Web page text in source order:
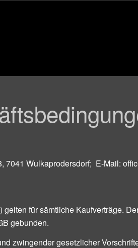
7041 Wulkaprodersdorf; E-Mail:
gelten für sämtliche Kaufverträge.
gebunden.
zwingender gesetzlicher